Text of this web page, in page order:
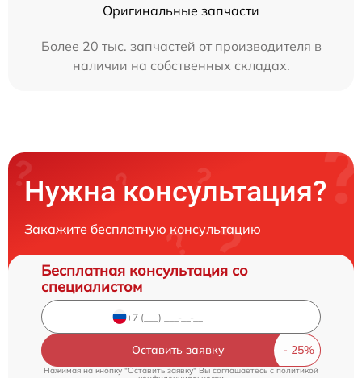
Оригинальные запчасти
Более 20 тыс. запчастей от производителя в
наличии на собственных складах.
Нужна консультация?
Закажите бесплатную консультацию
Бесплатная консультация со
специалистом
Оставить заявку
Нажимая на кнопку "Оставить заявку" Вы соглашаетесь c политикой